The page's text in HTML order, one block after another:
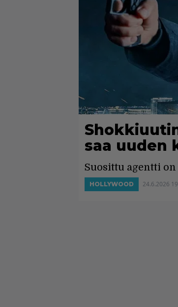
saa uuden
Suosittu agentti
HOLLYWOOD 24.6.2026